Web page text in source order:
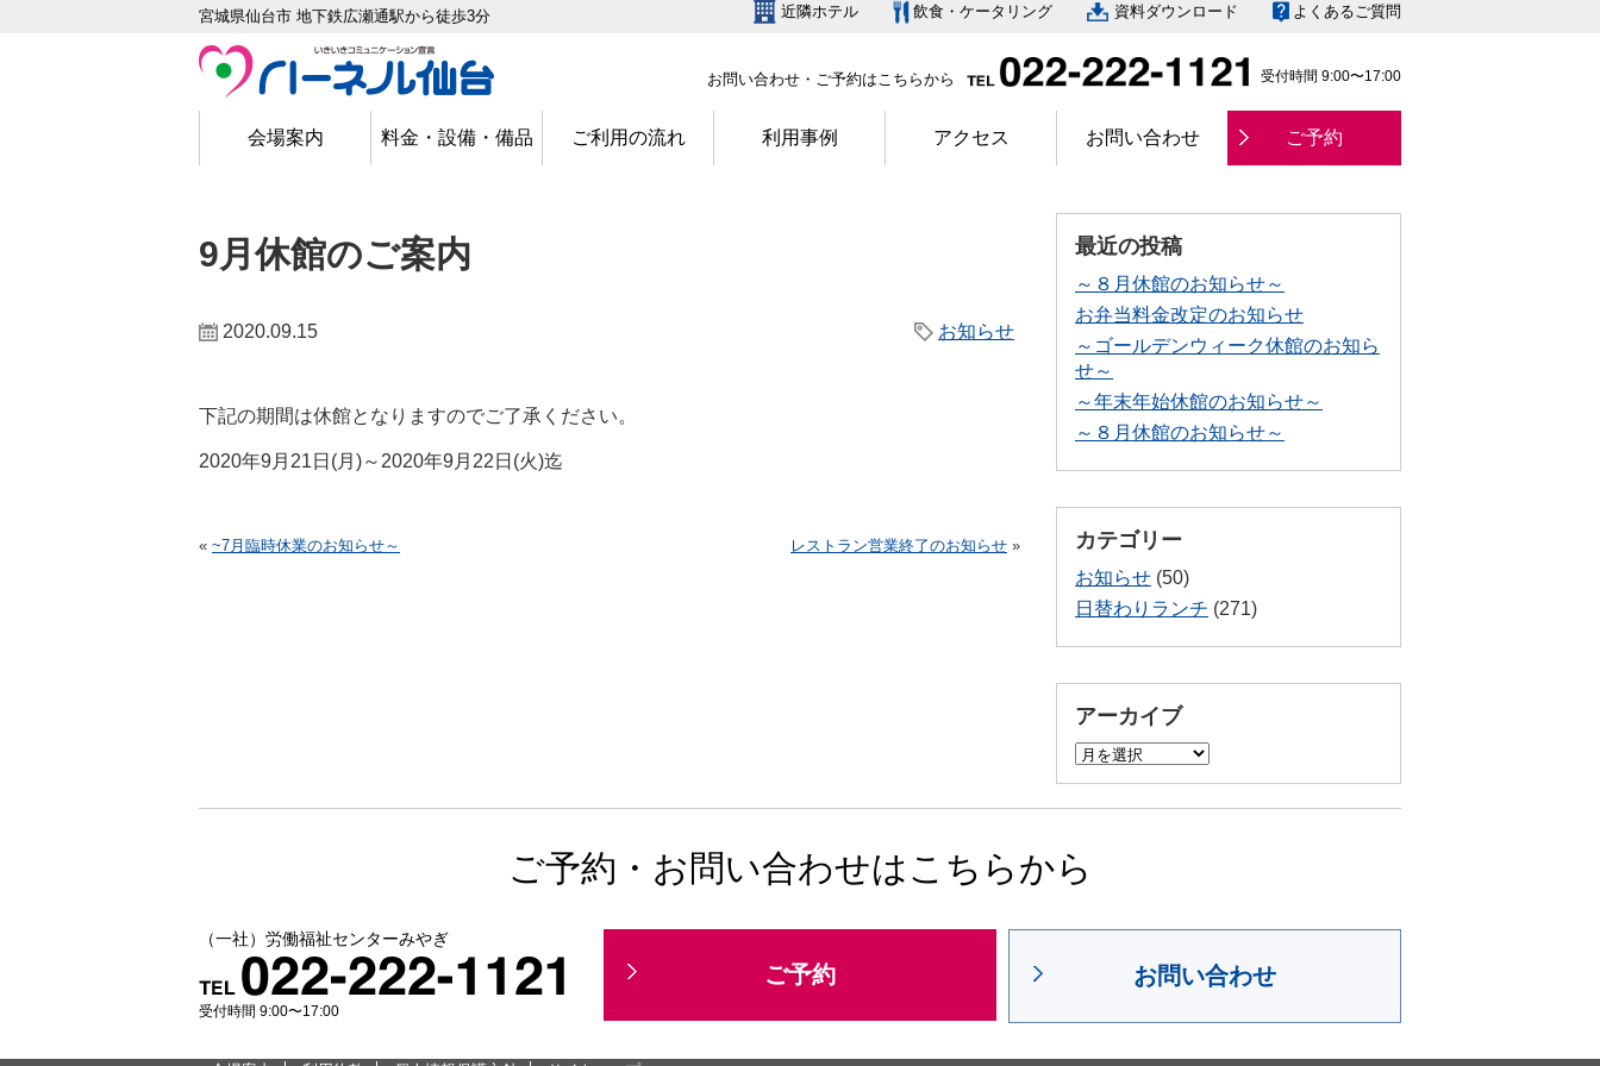
宮城県仙台市 地下鉄広瀬通駅から徒歩3分 近隣ホテル 飲食・ケータリング 資料ダウンロード よくあるご質問
お問い合わせ・ご予約はこちらから 受付時間 9:00〜17:00
会場案内 料金・設備・備品 ご利用の流れ 利用事例 アクセス お問い合わせ ご予約
9月休館のご案内
2020.09.15 お知らせ
下記の期間は休館となりますのでご了承ください。
2020年9月21日(月)～2020年9月22日(火)迄
« ~7月臨時休業のお知らせ～ レストラン営業終了のお知らせ »
最近の投稿
～８月休館のお知らせ～
お弁当料金改定のお知らせ
～ゴールデンウィーク休館のお知ら
せ～
～年末年始休館のお知らせ～
～８月休館のお知らせ～
カテゴリー
お知らせ (50)
日替わりランチ (271)
アーカイブ
ア
ブ
ご予約・お問い合わせはこちらから
ご予約 お問い合わせ
（一社）労働福祉センターみやぎ
受付時間 9:00〜17:00